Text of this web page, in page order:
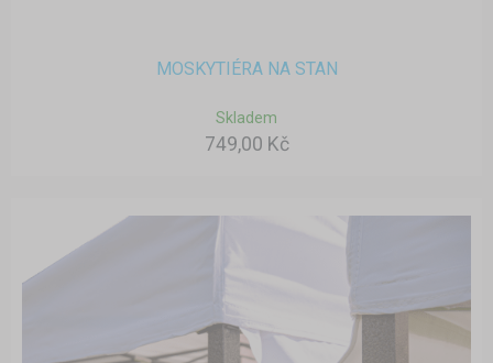
MOSKYTIÉRA NA STAN
Skladem
749,00 Kč